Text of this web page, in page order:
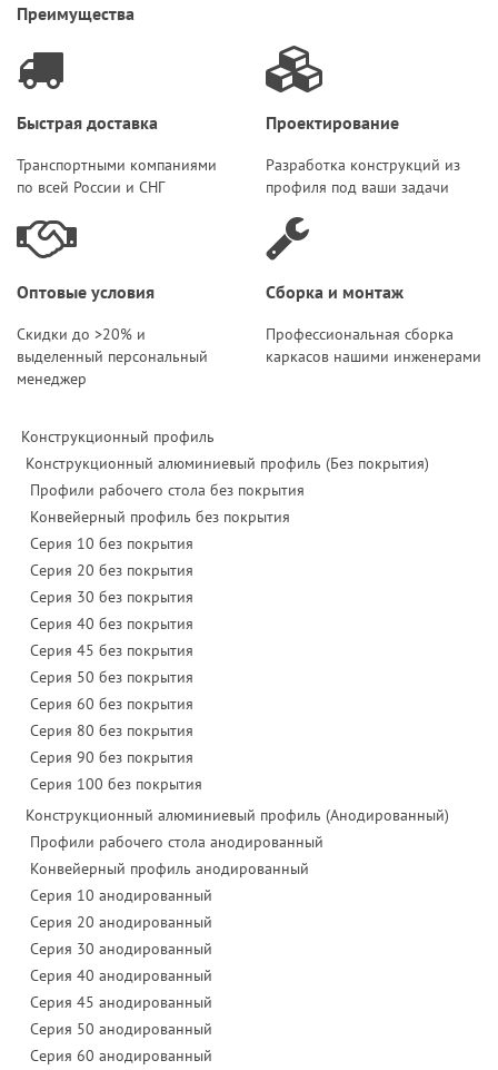
Преимущества
Быстрая доставка
Транспортными компаниями
по всей России и СНГ
Проектирование
Разработка конструкций из
профиля под ваши задачи
Оптовые условия
Скидки до >20% и
выделенный персональный
менеджер
Сборка и монтаж
Профессиональная сборка
каркасов нашими инженерами
Конструкционный профиль
Конструкционный алюминиевый профиль (Без покрытия)
Профили рабочего стола без покрытия
Конвейерный профиль без покрытия
Серия 10 без покрытия
Серия 20 без покрытия
Серия 30 без покрытия
Серия 40 без покрытия
Серия 45 без покрытия
Серия 50 без покрытия
Серия 60 без покрытия
Серия 80 без покрытия
Серия 90 без покрытия
Серия 100 без покрытия
Конструкционный алюминиевый профиль (Анодированный)
Профили рабочего стола анодированный
Конвейерный профиль анодированный
Серия 10 анодированный
Серия 20 анодированный
Серия 30 анодированный
Серия 40 анодированный
Серия 45 анодированный
Серия 50 анодированный
Серия 60 анодированный